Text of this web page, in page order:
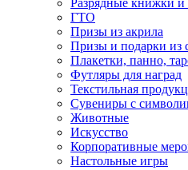
Разрядные книжки и
ГТО
Призы из акрила
Призы и подарки из
Плакетки, панно,
Футляры для наград
Текстильная
Сувениры с
Животные
Искусство
Корпоративные
Настольные игры